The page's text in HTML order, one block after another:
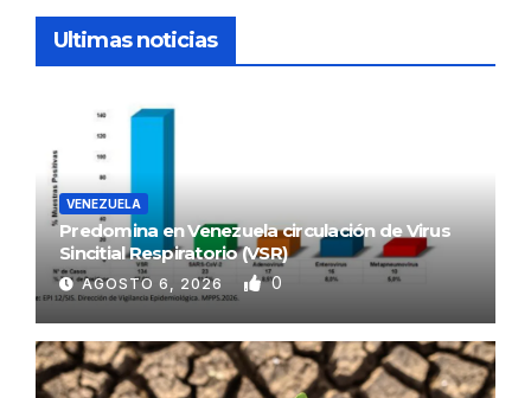
Ultimas noticias
VENEZUELA
Predomina en Venezuela circulación de Virus
Sincitial Respiratorio (VSR)
AGOSTO 6, 2026 0